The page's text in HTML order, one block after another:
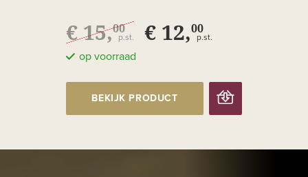
€ 15,00
p.st. € 12,00
p.st.
op voorraad
BEKIJK PRODUCT